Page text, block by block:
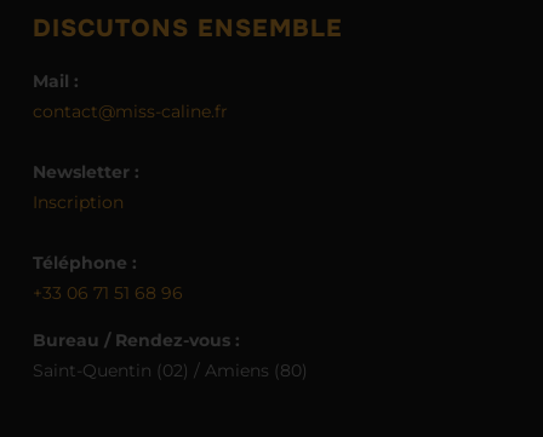
DISCUTONS ENSEMBLE
Mail :
contact@miss-caline.fr
Newsletter :
Inscription
Téléphone :
+33 06 71 51 68 96
Bureau / Rendez-vous :
Saint-Quentin (02) / Amiens (80)